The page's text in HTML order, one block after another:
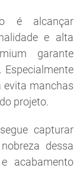
é alcançar
e alta
garante
evita manchas
projeto.
capturar
dessa
acabamento